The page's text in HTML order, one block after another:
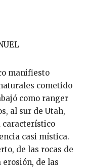
cometido
como ranger
al sur de Utah,
característico
casi mística.
de las rocas de
de las